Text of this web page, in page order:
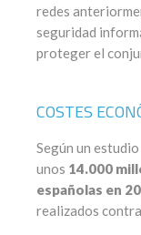
redes
seguridad
proteger el
COSTES
Según un
unos 14.000
españolas en
realizados